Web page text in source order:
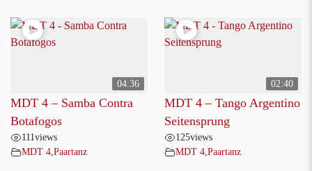
04:36
MDT 4 – Samba Contra
Botafogos
111views
MDT 4,Paartanz
02:40
MDT 4 – Tango Argentino
Seitensprung
125views
MDT 4,Paartanz